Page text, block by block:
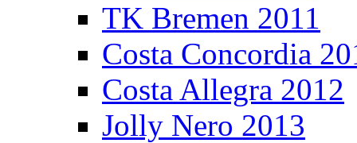
TK Bremen 2011
Costa Concordia
Costa Allegra 2012
Jolly Nero 2013